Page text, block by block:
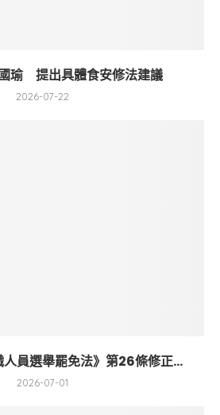
瑜 提出具體食安修法建議
2026-07-22
員選舉罷免法》第26條修正...
2026-07-01